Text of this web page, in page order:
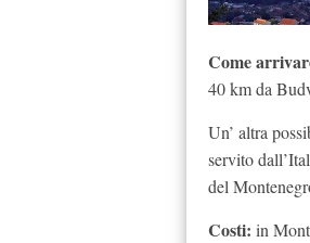
Come
40 km da
Un’ altra
servito
del
Costi: in